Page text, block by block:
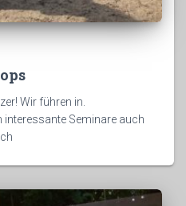
Wir führen in.
Seminare auch